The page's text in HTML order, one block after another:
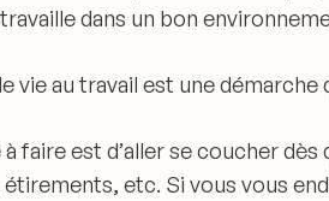
dans un bon
vie au travail est une
faire est d’aller se coucher dès
etc. Si vous vous